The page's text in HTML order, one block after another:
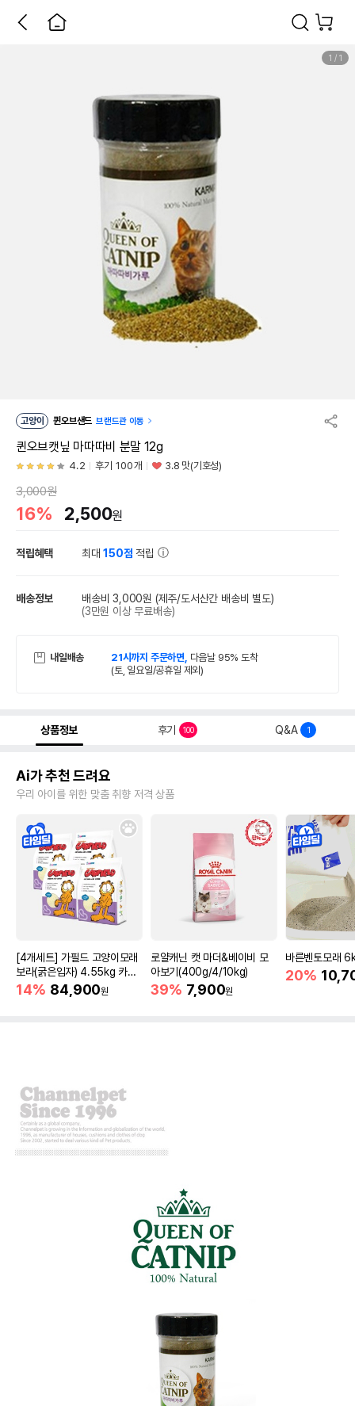
1 / 1
고양이 퀸오브샌드 브랜드관 이동
퀸오브캣닢 마따따비 분말 12g
4.2 후기 100개 3.8 맛(기호성)
3,000원
16% 2,500원
적립혜택 최대150점 적립
배송정보 배송비 3,000원 (제주/도서산간 배송비 별도)
(3만원 이상 무료배송)
내일배송 21시까지 주문하면, 다음날 95% 도착
(토, 일요일/공휴일 제외)
상품정보 후기 100 Q&A 1
Ai가 추천 드려요
우리 아이를 위한 맞춤 취향 저격 상품
[4개세트] 가필드 고양이모래
보라(굵은입자) 4.55kg 카사
바모래
14% 84,900원
로얄캐닌 캣 마더&베이비 모
아보기(400g/4/10kg)
39% 7,900원
바른벤토모래
20%